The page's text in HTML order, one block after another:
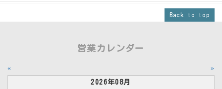
Back to top
営業カレンダー
« »
2026年08月